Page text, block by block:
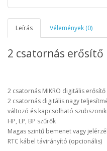
Leírás Vélemények (0)
2 csatornás erősítő
2 csatornás MIKRO digitális erősítő
2 csatornás digitális nagy
változó és kapcsolható
HP, LP, BP szűrők
Magas szintű bemenet vagy
RTC kábel távirányító (opcionális)